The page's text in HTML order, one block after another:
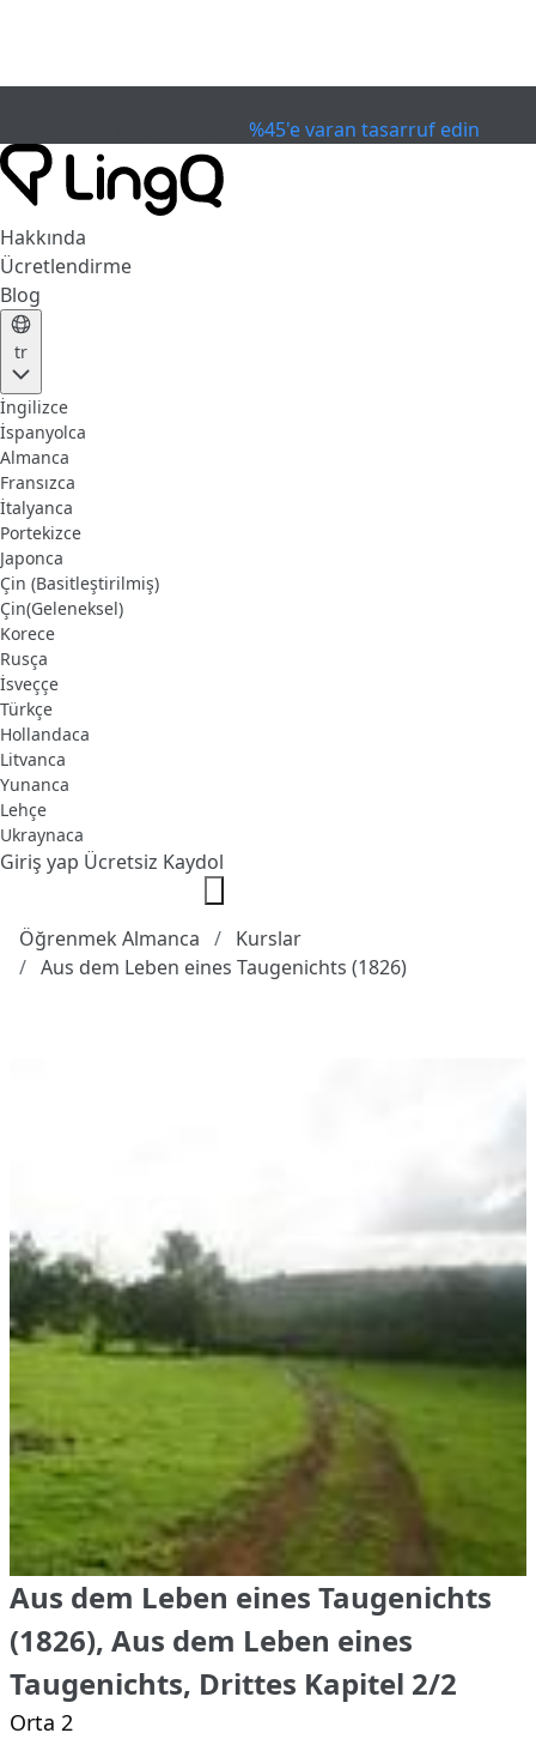
%45'e varan tasarruf edin
Hakkında
Ücretlendirme
Blog
tr
İngilizce
İspanyolca
Almanca
Fransızca
İtalyanca
Portekizce
Japonca
Çin (Basitleştirilmiş)
Çin(Geleneksel)
Korece
Rusça
İsveççe
Türkçe
Hollandaca
Litvanca
Yunanca
Lehçe
Ukraynaca
Giriş yap Ücretsiz Kaydol
Öğrenmek Almanca
Kurslar
Aus dem Leben eines Taugenichts (1826)
Aus dem Leben eines Taugenichts
(1826), Aus dem Leben eines
Taugenichts, Drittes Kapitel 2/2
Orta 2